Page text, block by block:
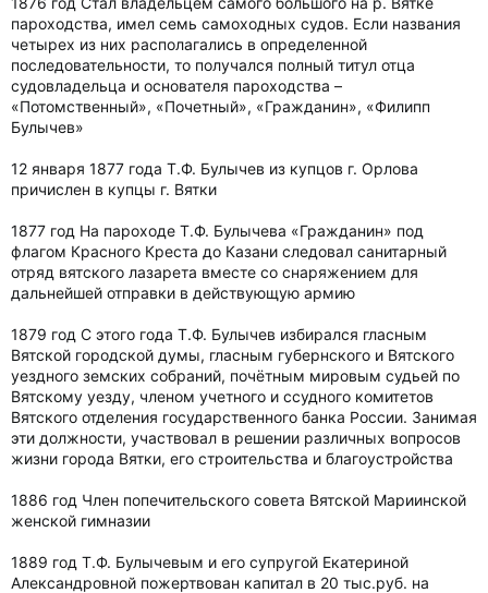
пароходства, имел семь самоходных судов. Если названия
четырех из них располагались в определенной
последовательности, то получался полный титул отца
судовладельца и основателя пароходства –
«Потомственный», «Почетный», «Гражданин», «Филипп
Булычев»
12 января 1877 года Т.Ф. Булычев из купцов г. Орлова
причислен в купцы г. Вятки
1877 год На пароходе Т.Ф. Булычева «Гражданин» под
флагом Красного Креста до Казани следовал санитарный
отряд вятского лазарета вместе со снаряжением для
дальнейшей отправки в действующую армию
1879 год С этого года Т.Ф. Булычев избирался гласным
Вятской городской думы, гласным губернского и Вятского
уездного земских собраний, почётным мировым судьей по
Вятскому уезду, членом учетного и ссудного комитетов
Вятского отделения государственного банка России. Занимая
эти должности, участвовал в решении различных вопросов
жизни города Вятки, его строительства и благоустройства
1886 год Член попечительского совета Вятской Мариинской
женской гимназии
1889 год Т.Ф. Булычевым и его супругой Екатериной
Александровной пожертвован капитал в 20 тыс.руб. на